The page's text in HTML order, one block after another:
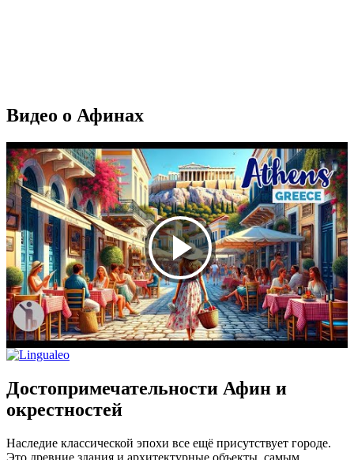
Видео о Афинах
Достопримечательности Афин и
окрестностей
Наследие классической эпохи все ещё присутствует городе.
Это древние здания и архитектурные объекты, самым